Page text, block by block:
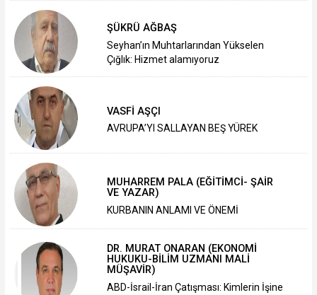
ŞÜKRÜ AĞBAŞ
Seyhan’ın Muhtarlarından Yükselen
Çığlık: Hizmet alamıyoruz
VASFİ AŞÇI
AVRUPA’YI SALLAYAN BEŞ YÜREK
MUHARREM PALA (EĞİTİMCİ- ŞAİR
VE YAZAR)
KURBANIN ANLAMI VE ÖNEMİ
DR. MURAT ONARAN (EKONOMİ
HUKUKU-BİLİM UZMANI MALİ
MÜŞAVİR)
ABD-İsrail-İran Çatışması: Kimlerin İşine